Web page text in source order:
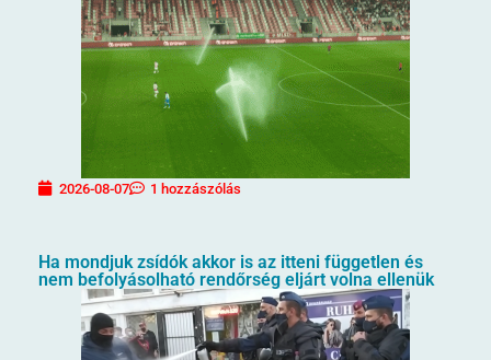
2026-08-07 1 hozzászólás
Ha mondjuk zsídók akkor is az itteni független és
nem befolyásolható rendőrség eljárt volna ellenük